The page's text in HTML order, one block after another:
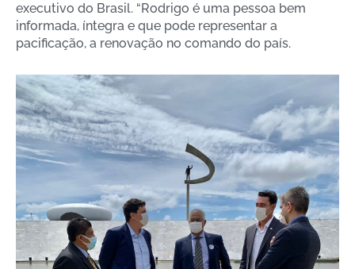
executivo do Brasil. “Rodrigo é uma pessoa bem
informada, íntegra e que pode representar a
pacificação, a renovação no comando do país.